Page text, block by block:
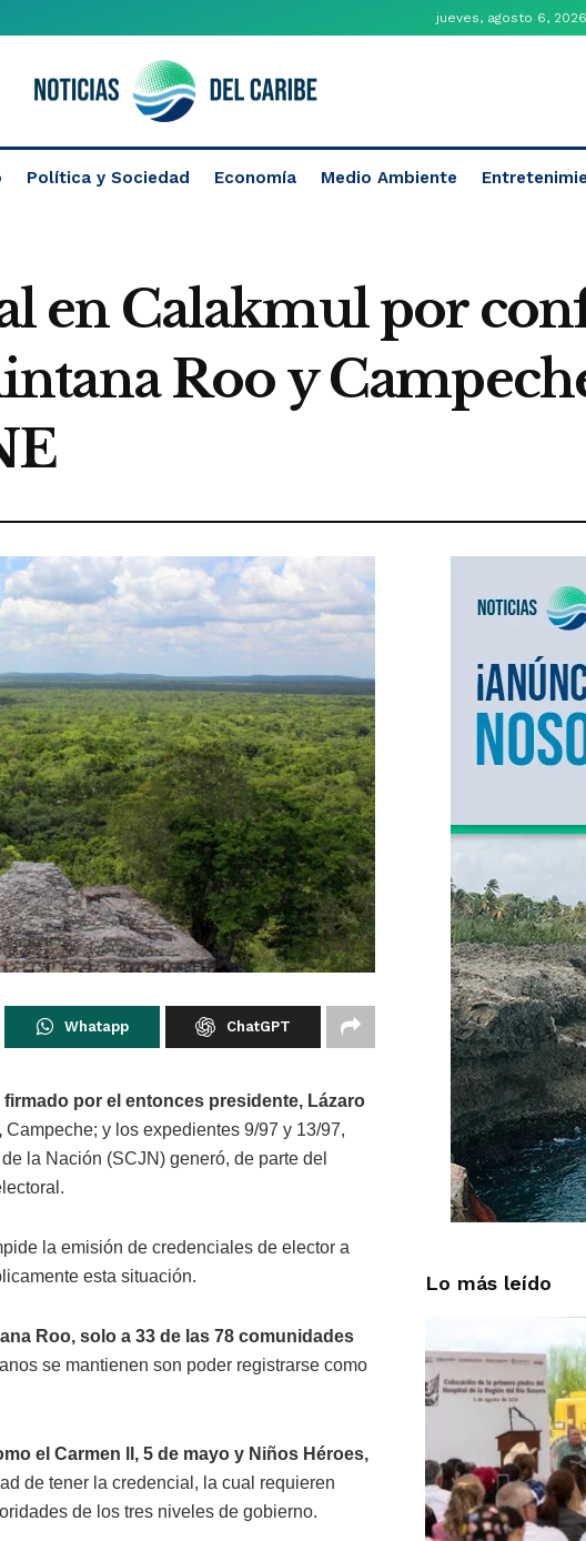
jueves, agosto 6, 2026
Política y Sociedad Economía Medio Ambiente
en Calakmul por
Roo y
Whatapp ChatGPT
firmado por el entonces presidente, Lázaro
Campeche; y los expedientes 9/97 y 13/97,
la Nación (SCJN) generó, de parte del
la emisión de credenciales de elector a
esta situación.
Roo, solo a 33 de las 78 comunidades
se mantienen son poder registrarse como
el Carmen ll, 5 de mayo y Niños Héroes,
de tener la credencial, la cual requieren
de los tres niveles de gobierno.
Lo más leído